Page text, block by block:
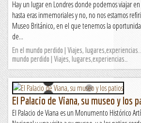
Hay un lugar en Londres donde podemos viajar
hasta eras inmemoriales y no, no nos estamos
Museo Británico, en el que tenemos la
de...
En el mundo perdido | Viajes,
mundo perdido | Viajes, lugares,experiencias…
El Palacio de Viana, su museo y los
El Palacio de Viana es un Monumento Histórico